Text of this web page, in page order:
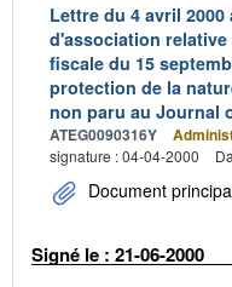
Lettre du 4 avril
d'association
fiscale du 15
protection de la
non paru au Journal
ATEG0090316Y
signature : 04-04-2000
Document
Signé le : 21-06-2000